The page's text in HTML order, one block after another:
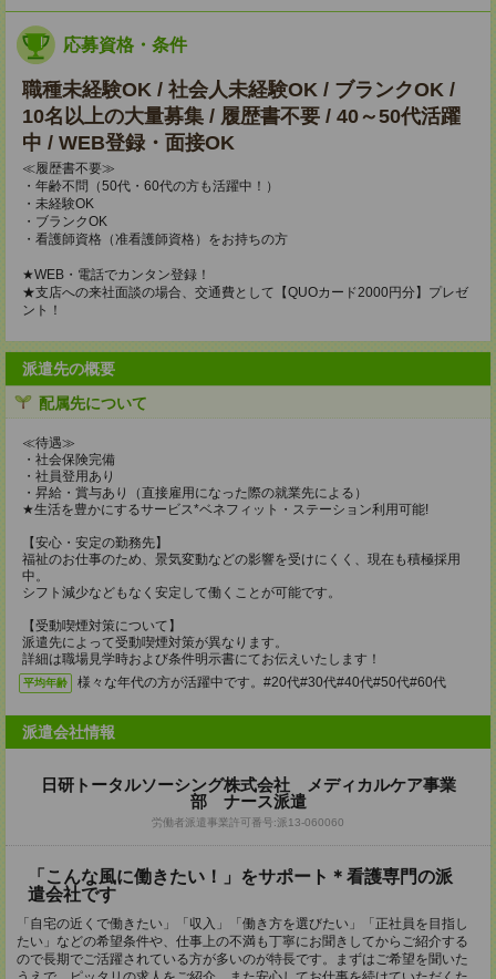
応募資格・条件
職種未経験OK / 社会人未経験OK / ブランクOK /
10名以上の大量募集 / 履歴書不要 / 40～50代活躍
中 / WEB登録・面接OK
≪履歴書不要≫
・年齢不問（50代・60代の方も活躍中！）
・未経験OK
・ブランクOK
・看護師資格（准看護師資格）をお持ちの方
★WEB・電話でカンタン登録！
★支店への来社面談の場合、交通費として【QUOカード2000円分】プレゼ
ント！
派遣先の概要
配属先について
≪待遇≫
・社会保険完備
・社員登用あり
・昇給・賞与あり（直接雇用になった際の就業先による）
★生活を豊かにするサービス*ベネフィット・ステーション利用可能!
【安心・安定の勤務先】
福祉のお仕事のため、景気変動などの影響を受けにくく、現在も積極採用
中。
シフト減少などもなく安定して働くことが可能です。
【受動喫煙対策について】
派遣先によって受動喫煙対策が異なります。
詳細は職場見学時および条件明示書にてお伝えいたします！
平均年齢 様々な年代の方が活躍中です。#20代#30代#40代#50代#60代
派遣会社情報
日研トータルソーシング株式会社 メディカルケア事業
部 ナース派遣
労働者派遣事業許可番号:派13-060060
「こんな風に働きたい！」をサポート＊看護専門の派
遣会社です
「自宅の近くで働きたい」「収入」「働き方を選びたい」「正社員を目指し
たい」などの希望条件や、仕事上の不満も丁寧にお聞きしてからご紹介する
ので長期でご活躍されている方が多いのが特長です。まずはご希望を聞いた